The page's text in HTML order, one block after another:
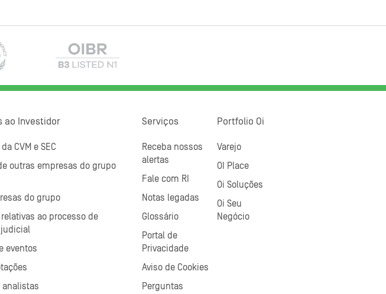
ao Investidor
CVM e SEC
outras empresas do grupo
do grupo
ao processo de
eventos
analistas
Serviços
Receba nossos
alertas
Fale com RI
Notas legadas
Glossário
Portal de
Privacidade
Aviso de Cookies
Perguntas
Portfolio Oi
Varejo
OI Place
Oi Soluções
Oi Seu
Negócio